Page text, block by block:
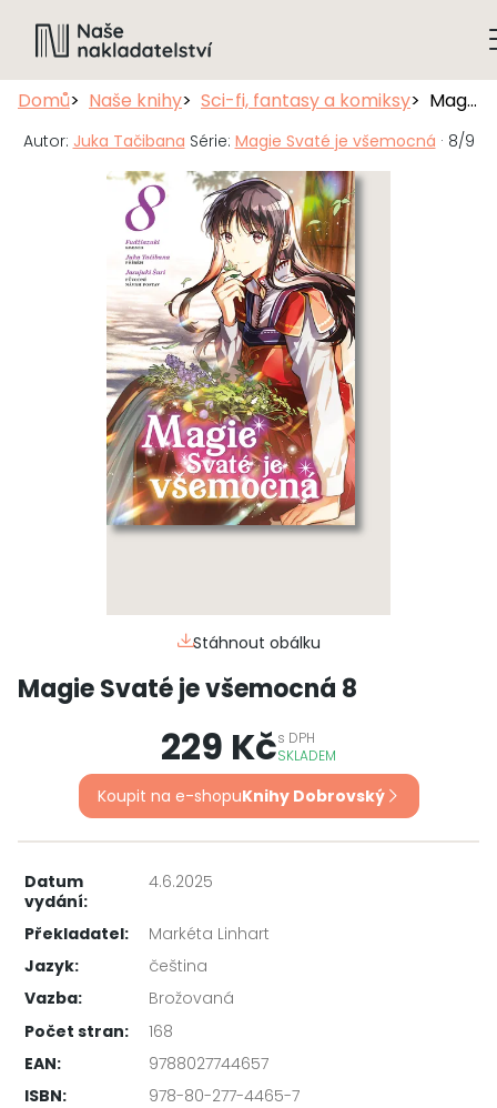
Domů Naše knihy Sci-fi, fantasy a komiksy Magie Svaté je všemocná 8
Autor: Juka Tačibana Série: Magie Svaté je všemocná · 8/9
Stáhnout obálku
Magie Svaté je všemocná 8
229 Kčs DPH
SKLADEM
Koupit na e-shopuKnihy Dobrovský
Datum
vydání:
4.6.2025
Překladatel:
Markéta Linhart
Jazyk:
čeština
Vazba:
Brožovaná
Počet stran:
168
EAN:
9788027744657
ISBN:
978-80-277-4465-7